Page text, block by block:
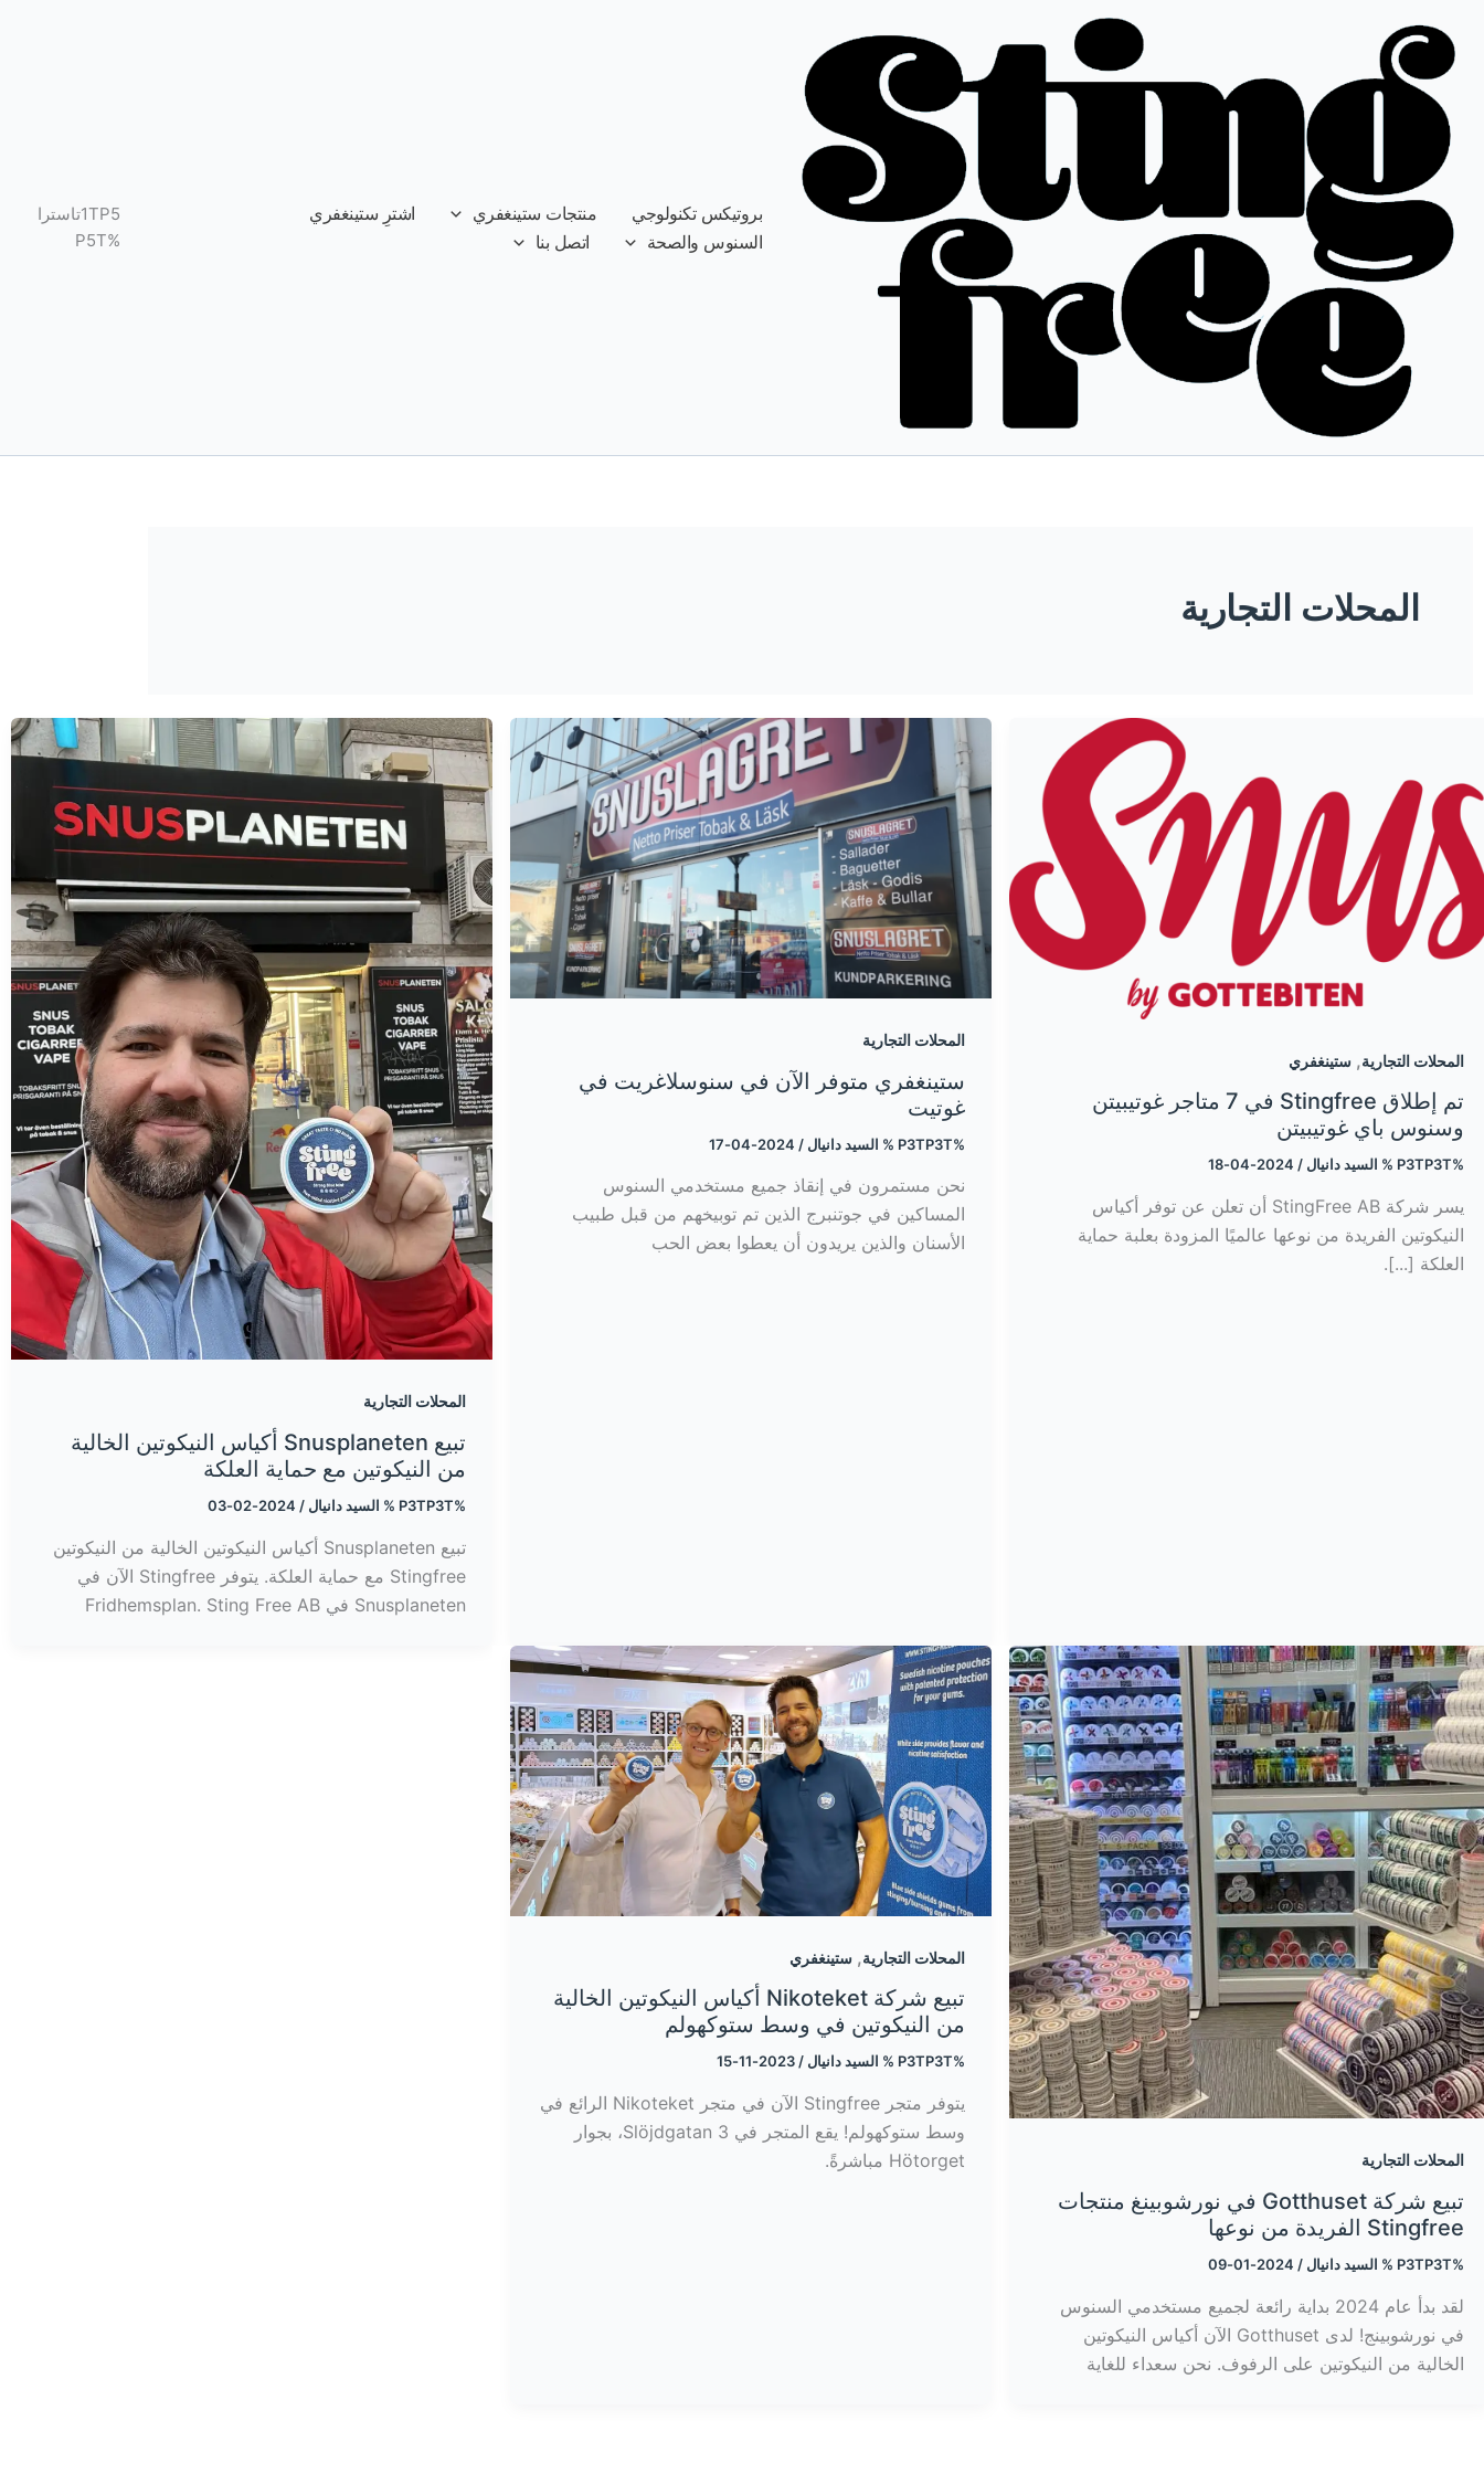
المحتوى
بروتيكس تكنولوجي منتجات ستينغفري
اشترِ ستينغفري
السنوس والصحة
اتصل بنا
1TP5تاسترا
%P5T
المحلات التجارية
المحلات التجارية, ستينغفري
تم إطلاق Stingfree في 7 متاجر غوتيبيتن
وسنوس باي غوتيبيتن
%P3TP3T % السيد دانيال /
2024-04-18
يسر شركة StingFree AB أن تعلن عن توفر أكياس
النيكوتين الفريدة من نوعها عالميًا المزودة بعلبة حماية
العلكة [...].
المحلات التجارية
ستينغفري متوفر الآن في سنوسلاغريت في
غوتيت
%P3TP3T % السيد دانيال /
2024-04-17
نحن مستمرون في إنقاذ جميع مستخدمي السنوس
المساكين في جوتنبرج الذين تم توبيخهم من قبل طبيب
الأسنان والذين يريدون أن يعطوا بعض الحب
المحلات التجارية
تبيع Snusplaneten أكياس النيكوتين الخالية
من النيكوتين مع حماية العلكة
%P3TP3T % السيد دانيال /
2024-02-03
تبيع Snusplaneten أكياس النيكوتين الخالية من النيكوتين
Stingfree مع حماية العلكة. يتوفر Stingfree الآن في
Snusplaneten في Fridhemsplan. Sting Free AB
المحلات التجارية
تبيع شركة Gotthuset في نورشوبينغ منتجات
Stingfree الفريدة من نوعها
%P3TP3T % السيد دانيال /
2024-01-09
لقد بدأ عام 2024 بداية رائعة لجميع مستخدمي السنوس
في نورشوبينج! لدى Gotthuset الآن أكياس النيكوتين
الخالية من النيكوتين على الرفوف. نحن سعداء للغاية
المحلات التجارية, ستينغفري
تبيع شركة Nikoteket أكياس النيكوتين الخالية
من النيكوتين في وسط ستوكهولم
%P3TP3T % السيد دانيال /
2023-11-15
يتوفر متجر Stingfree الآن في متجر Nikoteket الرائع في
وسط ستوكهولم! يقع المتجر في Slöjdgatan 3، بجوار
Hötorget مباشرةً.